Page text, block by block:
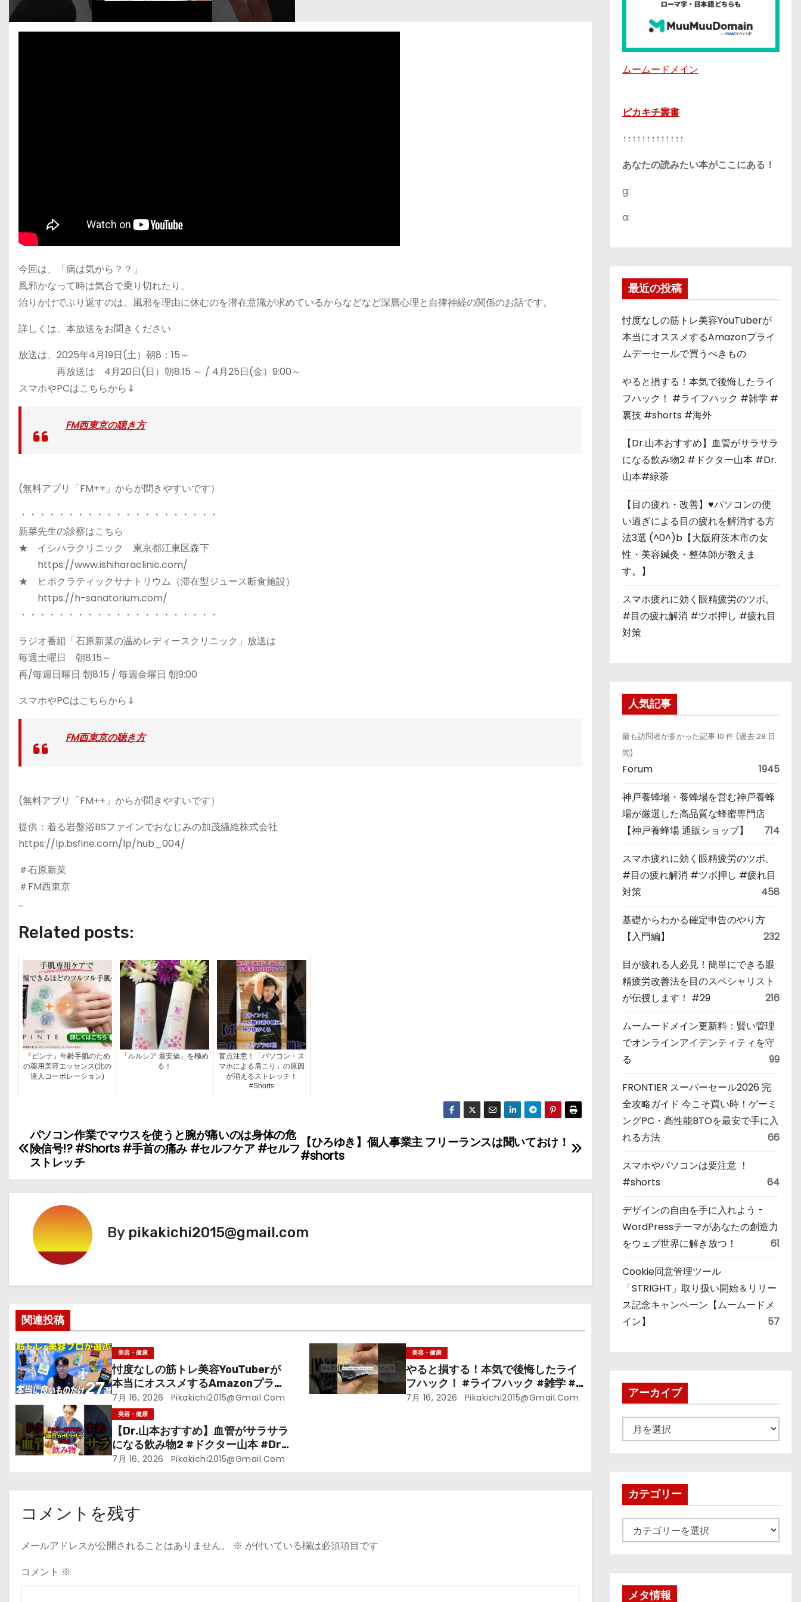
今回は、「病は気から？？」
風邪かなって時は気合で乗り切れたり、
治りかけでぶり返すのは、風邪を理由に休むのを潜在意識が求めているからなどなど深層心理と自律神経の関係のお話です。
詳しくは、本放送をお聞きください
放送は、2025年4月19日(土）朝8：15～
再放送は 4月20日(日）朝8:15 ～ / 4月25日(金）9:00～
スマホやPCはこちらから⇓
FM西東京の聴き方
(無料アプリ「FM++」からが聞きやすいです）
・・・・・・・・・・・・・・・・・・・・・
新菜先生の診察はこちら
★ イシハラクリニック 東京都江東区森下
https://www.ishiharaclinic.com/
★ ヒポクラティックサナトリウム（滞在型ジュース断食施設）
https://h-sanatorium.com/
・・・・・・・・・・・・・・・・・・・・・
ラジオ番組「石原新菜の温めレディースクリニック」放送は
毎週土曜日 朝8:15～
再/毎週日曜日 朝8:15 / 毎週金曜日 朝9:00
スマホやPCはこちらから⇓
FM西東京の聴き方
(無料アプリ「FM++」からが聞きやすいです）
提供：着る岩盤浴BSファインでおなじみの加茂繊維株式会社
https://lp.bsfine.com/lp/hub_004/
＃石原新菜
＃FM西東京
…
Related posts:
『ピンテ』年齢手肌のため
の薬用美容エッセンス(北の
達人コーポレーション)
「ルルシア 最安値」を極め
る！
盲点注意！「パソコン・ス
マホによる肩こり」の原因
が消えるストレッチ！
#Shorts
投
稿
ナ
ビ
ゲ
シ
ョ
ン
【ひろゆき】個人事業主 フリーランスは聞いておけ！
#shorts
パソコン作業でマウスを使うと腕が痛いのは身体の危
険信号!? #Shorts #手首の痛み #セルフケア #セルフ
ストレッチ
By pikakichi2015@gmail.com
関連投稿
美容・健康
忖度なしの筋トレ美容YouTuberが
本当にオススメするAmazonプライ
ムデーセールで買うべきもの
7月 16, 2026 Pikakichi2015@gmail.com
美容・健康
やると損する！本気で後悔したライ
フハック！ #ライフハック #雑学 #
裏技 #shorts #海外
7月 16, 2026 Pikakichi2015@gmail.com
美容・健康
【Dr.山本おすすめ】血管がサラサラ
になる飲み物2 #ドクター山本 #Dr.
山本#緑茶
7月 16, 2026 Pikakichi2015@gmail.com
コメントを残す
メールアドレスが公開されることはありません。 ※ が付いている欄は必須項目です
コメント ※
ムームードメイン
ピカキチ叢書
↑↑↑↑↑↑↑↑↑↑↑↑↑
あなたの読みたい本がここにある！
g:
a:
最近の投稿
忖度なしの筋トレ美容YouTuberが
本当にオススメするAmazonプライ
ムデーセールで買うべきもの
やると損する！本気で後悔したライ
フハック！ #ライフハック #雑学 #
裏技 #shorts #海外
【Dr.山本おすすめ】血管がサラサラ
になる飲み物2 #ドクター山本 #Dr.
山本#緑茶
【目の疲れ・改善】♥パソコンの使
い過ぎによる目の疲れを解消する方
法3選 (^0^)b【大阪府茨木市の女
性・美容鍼灸・整体師が教えま
す。】
スマホ疲れに効く眼精疲労のツボ。
#目の疲れ解消 #ツボ押し #疲れ目
対策
人気記事
最も訪問者が多かった記事 10 件 (過去 28 日
間)
Forum 1945
神戸養蜂場・養蜂場を営む神戸養蜂
場が厳選した高品質な蜂蜜専門店
【神戸養蜂場 通販ショップ】
714
スマホ疲れに効く眼精疲労のツボ。
#目の疲れ解消 #ツボ押し #疲れ目
対策
458
基礎からわかる確定申告のやり方
【入門編】
232
目が疲れる人必見！簡単にできる眼
精疲労改善法を目のスペシャリスト
が伝授します！ #29
216
ムームードメイン更新料：賢い管理
でオンラインアイデンティティを守
る
99
FRONTIER スーパーセール2026 完
全攻略ガイド 今こそ買い時！ゲーミ
ングPC・高性能BTOを最安で手に入
れる方法
66
スマホやパソコンは要注意 ！
#shorts
64
デザインの自由を手に入れよう -
WordPressテーマがあなたの創造力
をウェブ世界に解き放つ！
61
Cookie同意管理ツール
「STRIGHT」取り扱い開始＆リリー
ス記念キャンペーン【ムームードメ
イン】
57
アーカイブ
ー
ブカテゴリー
テ
メタ情報